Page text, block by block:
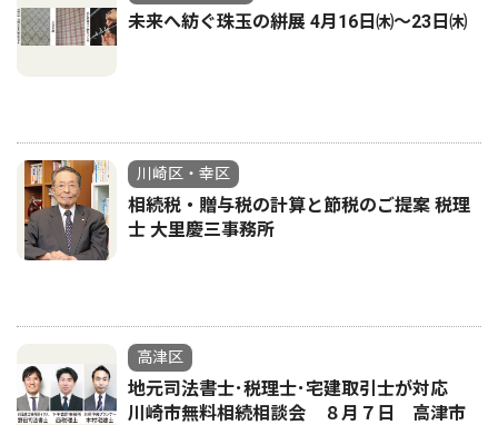
未来へ紡ぐ珠玉の絣展 4月16日㈭～23日㈭
川崎区・幸区
相続税・贈与税の計算と節税のご提案 税理
士 大里慶三事務所
高津区
地元司法書士･税理士･宅建取引士が対応
川崎市無料相続相談会 ８月７日 高津市